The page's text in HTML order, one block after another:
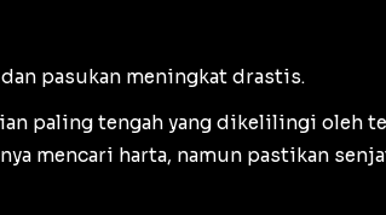
pasukan meningkat drastis.
paling tengah yang dikelilingi oleh
mencari harta, namun pastikan